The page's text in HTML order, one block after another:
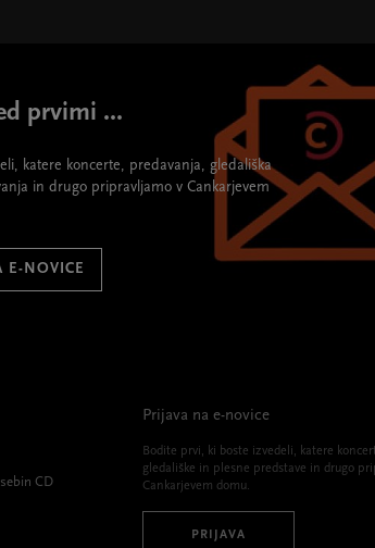
prvimi ...
katere koncerte, predavanja, gledališka
in drugo pripravljamo v Cankarjevem
E-NOVICE
CD
Prijava na e-novice
Bodite prvi, ki boste izvedeli, katere
gledališke in plesne predstave in drugo
Cankarjevem domu.
PRIJAVA